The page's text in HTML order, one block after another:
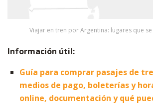
Viajar en tren por Argentina: lugares que
Información útil:
Guía para comprar pasajes de
medios de pago, boleterías y
online, documentación y qué